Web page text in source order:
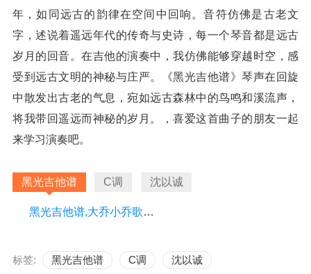
年，如同远古的韵律在空间中回响。音符仿佛是古老文
字，述说着遥远年代的传奇与史诗，每一个琴音都是远古
岁月的回音。在吉他的演奏中，我仿佛能够穿越时空，感
受到远古文明的神秘与庄严。《黑光吉他谱》琴声在回旋
中散发出古老的气息，宛如远古森林中的鸟鸣和溪流声，
将我带回遥远而神秘的岁月。，喜爱这首曲子的朋友一起
来学习演奏吧。
黑光吉他谱 C调 沈以诚
黑光吉他谱,大乔小乔歌曲,C调指弹简谱,新手弹唱精选版
标签: 黑光吉他谱 C调 沈以诚